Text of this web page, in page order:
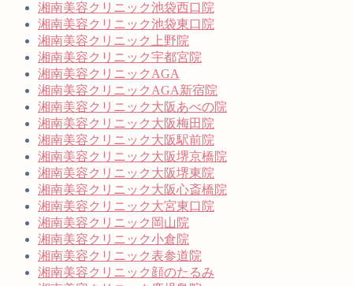
湘南美容クリニック池袋西口院
湘南美容クリニック池袋東口院
湘南美容クリニック上野院
湘南美容クリニック宇都宮院
湘南美容クリニックAGA
湘南美容クリニックAGA新宿院
湘南美容クリニック大阪あべの院
湘南美容クリニック大阪梅田院
湘南美容クリニック大阪駅前院
湘南美容クリニック大阪堺京橋院
湘南美容クリニック大阪堺東院
湘南美容クリニック大阪心斎橋院
湘南美容クリニック大宮東口院
湘南美容クリニック岡山院
湘南美容クリニック小倉院
湘南美容クリニック表参道院
湘南美容クリニック顔のたるみ